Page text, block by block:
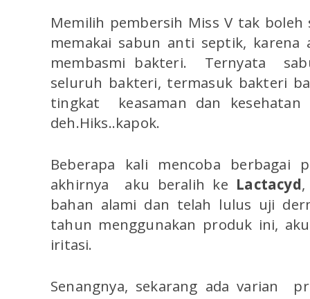
Memilih pembersih Miss V tak
memakai sabun anti septik,
membasmi bakteri. Ternyata
seluruh bakteri, termasuk bakteri
tingkat keasaman dan
deh.Hiks..kapok.
Beberapa kali mencoba berbagai
akhirnya aku beralih ke Lactacyd
bahan alami dan telah lulus uji
tahun menggunakan produk ini,
iritasi.
Senangnya, sekarang ada varian